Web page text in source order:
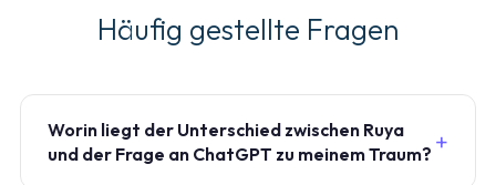
Häufig gestellte Fragen
Worin liegt der Unterschied zwischen Ruya
und der Frage an ChatGPT zu meinem Traum?